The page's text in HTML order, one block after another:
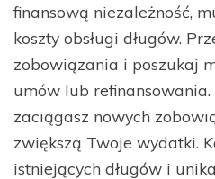
finansową niezależność,
koszty obsługi długów.
zobowiązania i poszukaj
umów lub
zaciągasz nowych
zwiększą Twoje wydatki.
istniejących długów i